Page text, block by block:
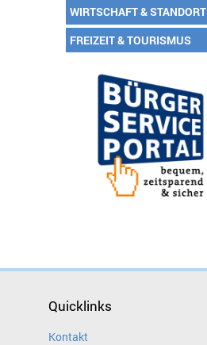
WIRTSCHAFT & STANDORT
FREIZEIT & TOURISMUS
Quicklinks
Kontakt